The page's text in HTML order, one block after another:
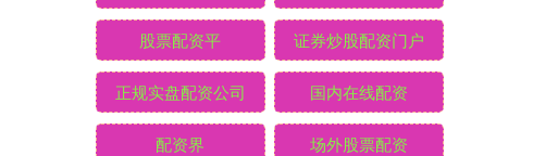
股票配资平 证券炒股配资门户
正规实盘配资公司 国内在线配资
配资界 场外股票配资